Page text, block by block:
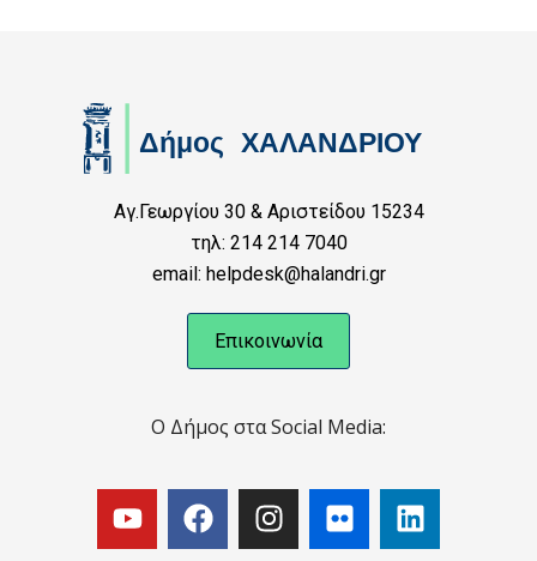
Αγ.Γεωργίου 30 & Αριστείδου 15234
τηλ: 214 214 7040
email: helpdesk@halandri.gr
Επικοινωνία
Ο Δήμος στα Social Media: